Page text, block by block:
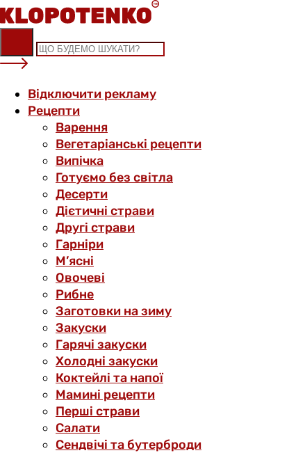
Skip
to
content
Відключити рекламу
Рецепти
Варення
Вегетаріанські рецепти
Випічка
Готуємо без світла
Десерти
Дієтичні страви
Другі страви
Гарніри
М’ясні
Овочеві
Рибне
Заготовки на зиму
Закуски
Гарячі закуски
Холодні закуски
Коктейлі та напої
Мамині рецепти
Перші страви
Салати
Сендвічі та бутерброди